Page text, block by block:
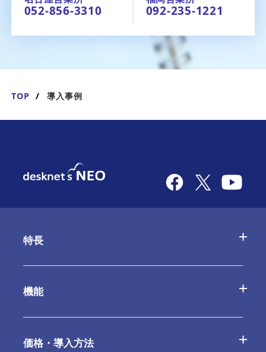
052-856-3310 092-235-1221
TOP 導入事例
特長
desknetʼs NEOの特長
機能
基本機能一覧
価格・導入方法